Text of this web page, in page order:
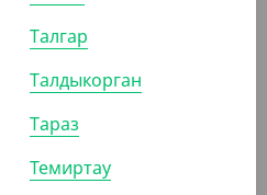
Талгар
Талдыкорган
Тараз
Темиртау